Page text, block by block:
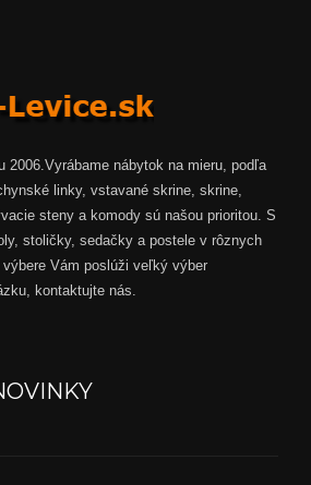
2006.Vyrábame nábytok na mieru, podľa
linky, vstavané skrine, skrine,
steny a komody sú našou prioritou. S
stoličky, sedačky a postele v rôznych
Vám poslúži veľký výber
kontaktujte nás.